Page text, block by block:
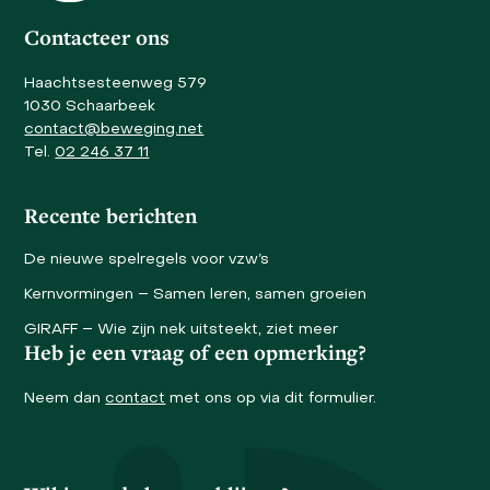
Contacteer ons
Haachtsesteenweg 579
1030 Schaarbeek
contact@beweging.net
Tel.02 246 37 11
Recente berichten
De nieuwe spelregels voor vzw’s
Kernvormingen – Samen leren, samen groeien
GIRAFF – Wie zijn nek uitsteekt, ziet meer
Heb je een vraag of een opmerking?
Neem dancontact met ons op via dit formulier.